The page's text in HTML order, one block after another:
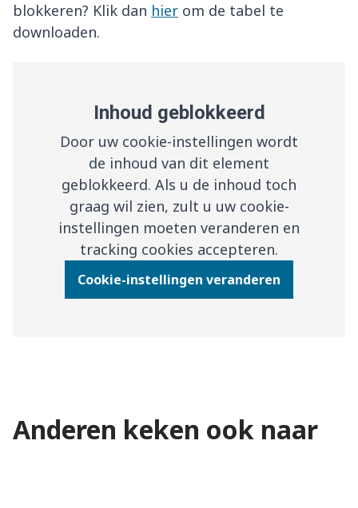
blokkeren? Klik dan hier om de tabel te
downloaden.
Inhoud geblokkeerd
Door uw cookie-instellingen wordt
de inhoud van dit element
geblokkeerd. Als u de inhoud toch
graag wil zien, zult u uw cookie-
instellingen moeten veranderen en
tracking cookies accepteren.
Cookie-instellingen veranderen
Anderen keken ook naar
Verantwoordingsorgaan
Toezicht en advies
Uitvoering